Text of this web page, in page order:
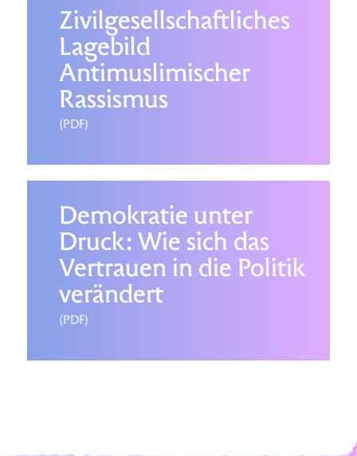
Zivilgesellschaftliches
Lagebild
Antimuslimischer
Rassismus
(PDF)
Demokratie unter
Druck: Wie sich das
Vertrauen in die Politik
verändert
(PDF)